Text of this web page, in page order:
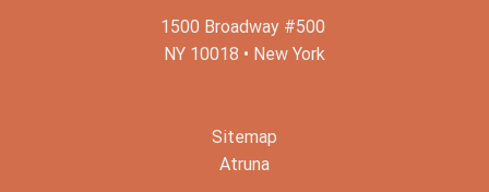
1500 Broadway #500
NY 10018 • New York
Sitemap
Atruna